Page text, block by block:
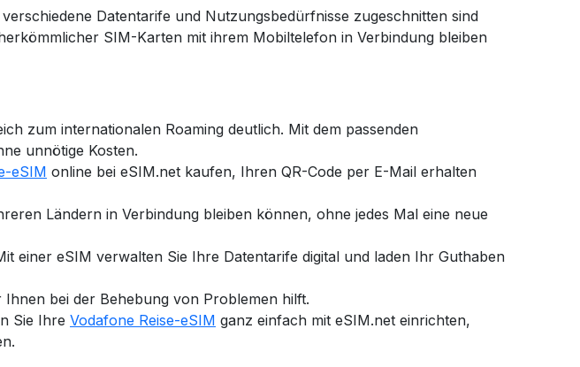
Datentarife und Nutzungsbedürfnisse zugeschnitten sind
SIM-Karten mit ihrem Mobiltelefon in Verbindung bleiben
zum internationalen Roaming deutlich. Mit dem passenden
unnötige Kosten.
eSIM online bei eSIM.net kaufen, Ihren QR-Code per E-Mail erhalten
Ländern in Verbindung bleiben können, ohne jedes Mal eine neue
einer eSIM verwalten Sie Ihre Datentarife digital und laden Ihr Guthaben
bei der Behebung von Problemen hilft.
Sie Ihre Vodafone Reise-eSIM ganz einfach mit eSIM.net einrichten,